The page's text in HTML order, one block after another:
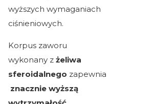
wyższych wymaganiach
ciśnieniowych.
Korpus zaworu
wykonany z żeliwa
sferoidalnego zapewnia
znacznie wyższą